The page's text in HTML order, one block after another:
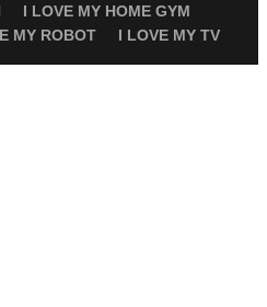
I LOVE MY HOME GYM
MY ROBOT I LOVE MY TV